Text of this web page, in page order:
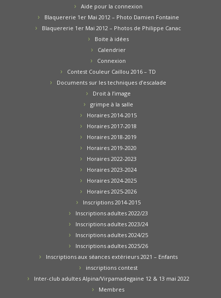
Aide pour la connexion
Blaquererie 1er Mai 2012 – Photo Damien Fontaine
Blaquererie 1er Mai 2012 – Photos de Philippe Canac
Boite à idées
Calendrier
Connexion
Contest Couleur Caillou 2016 – TD
Documents sur les techniques d’escalade
Droit à l’image
grimpe à la salle
Horaires 2014-2015
Horaires 2017-2018
Horaires 2018-2019
Horaires 2019-2020
Horaires 2022-2023
Horaires 2023-2024
Horaires 2024-2025
Horaires 2025-2026
Inscriptions 2014-2015
Inscriptions adultes 2022/23
Inscriptions adultes 2023/24
Inscriptions adultes 2024/25
Inscriptions adultes 2025/26
Inscriptions aux séances extérieurs 2021 – Enfants
inscriptions contest
Inter-club adultes Alpina/Virpamadegaine 12 & 13 mai 2022
Membres